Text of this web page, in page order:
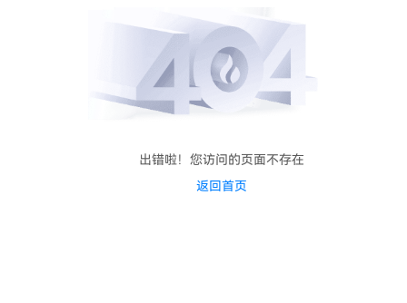
出错啦！您访问的页面不存在
返回首页